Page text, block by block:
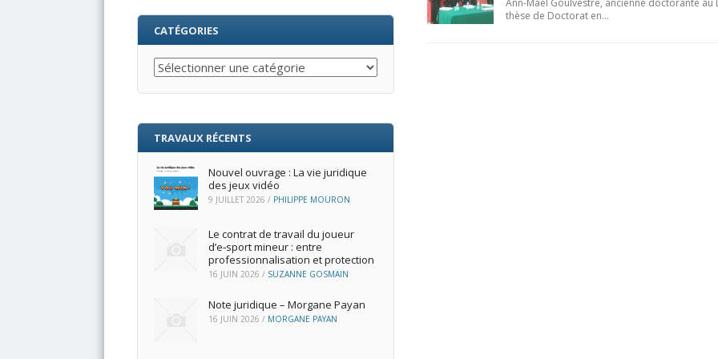
Ann-Maël Goulvestre, ancienne doctorante au
thèse de Doctorat en…
CATÉGORIES
Catégories
TRAVAUX RÉCENTS
Nouvel ouvrage : La vie juridique
des jeux vidéo
9 JUILLET 2026 / PHILIPPE MOURON
Le contrat de travail du joueur
d’e‑sport mineur : entre
professionnalisation et protection
16 JUIN 2026 / SUZANNE GOSMAIN
Note juridique – Morgane Payan
16 JUIN 2026 / MORGANE PAYAN